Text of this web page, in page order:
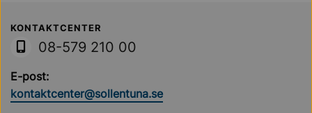
Sollentuna Kommun
KONTAKTCENTER
08-579 210 00
E-post:
kontaktcenter@sollentuna.se